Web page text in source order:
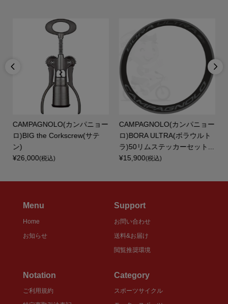

CAMPAGNOLO(カンパニョー
ロ)BIG the Corkscrew(サテ
ン)
¥26,000(税込)
CAMPAGNOLO(カンパニョー
ロ)BORA ULTRA(ボラウルト
ラ)50リムステッカーセット...
¥15,900(税込)

Menu
Home
お知らせ
Support
お問い合わせ
送料&お届け
閲覧推奨環境
Notation
ご利用規約
Category
スポーツサイクル